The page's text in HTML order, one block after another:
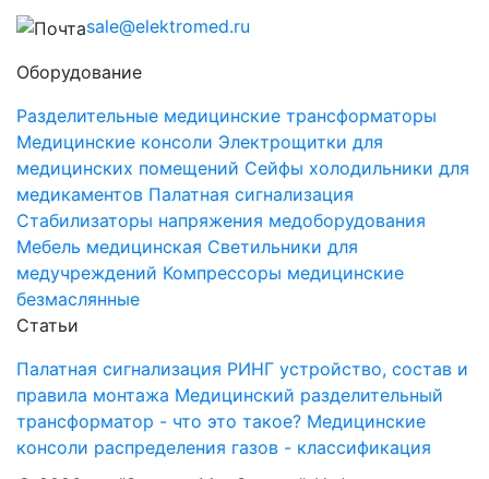
sale@elektromed.ru
Оборудование
Разделительные медицинские трансформаторы
Медицинские консоли Электрощитки для
медицинских помещений Cейфы холодильники для
медикаментов Палатная сигнализация
Стабилизаторы напряжения медоборудования
Мебель медицинская Светильники для
медучреждений Компрессоры медицинские
безмаслянные
Статьи
Палатная сигнализация РИНГ устройство, состав и
правила монтажа Медицинский разделительный
трансформатор - что это такое? Медицинские
консоли распределения газов - классификация